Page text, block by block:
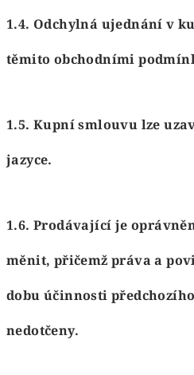
1.4. Odchylná ujednání v
těmito obchodními
1.5. Kupní smlouvu lze
jazyce.
1.6. Prodávající je
měnit, přičemž práva a
dobu účinnosti
nedotčeny.